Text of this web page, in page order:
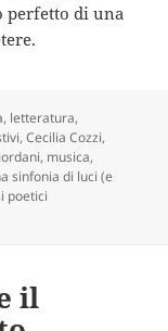
perfetto di una
, letteratura,
,Cecilia Cozzi,
, musica,
sinfonia di luci (e
poetici
tra luci e ombre, e tra
il